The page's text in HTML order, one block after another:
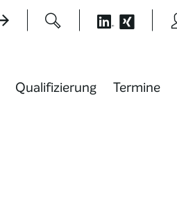
Qualifizierung Termine